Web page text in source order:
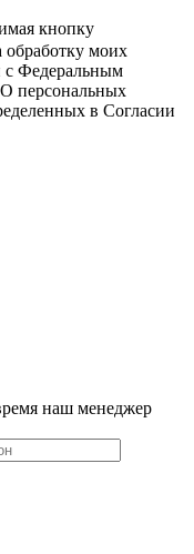
кнопку
обработку моих
с Федеральным
персональных
в Согласии
наш менеджер